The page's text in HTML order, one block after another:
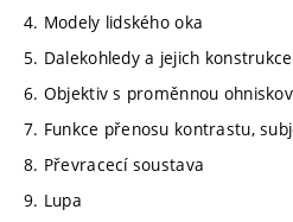
4. Modely lidského oka
5. Dalekohledy a jejich
6. Objektiv s proměnnou
7. Funkce přenosu kontrastu,
8. Převracecí soustava
9. Lupa